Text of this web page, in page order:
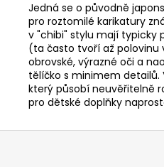
Jedná se o původně
pro roztomilé karikatury
v "chibi" stylu mají typicky
(ta často tvoří až polovinu
obrovské, výrazné oči a
tělíčko s minimem detailů.
který působí neuvěřitelně
pro dětské doplňky